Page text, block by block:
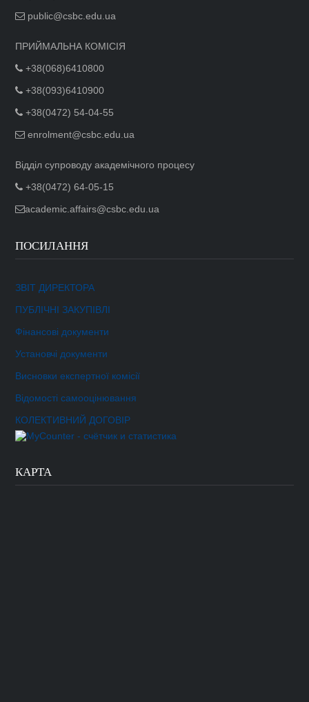
public@csbc.edu.ua
ПРИЙМАЛЬНА КОМІСІЯ
+38(068)6410800
+38(093)6410900
+38(0472) 54-04-55
enrolment@csbc.edu.ua
Відділ супроводу академічного процесу
+38(0472) 64-05-15
academic.affairs@csbc.edu.ua
ПОСИЛАННЯ
ЗВІТ ДИРЕКТОРА
ПУБЛІЧНІ ЗАКУПІВЛІ
Фінансові документи
Установчі документи
Висновки експертної комісії
Відомості самооцінювання
КОЛЕКТИВНИЙ ДОГОВІР
КАРТА